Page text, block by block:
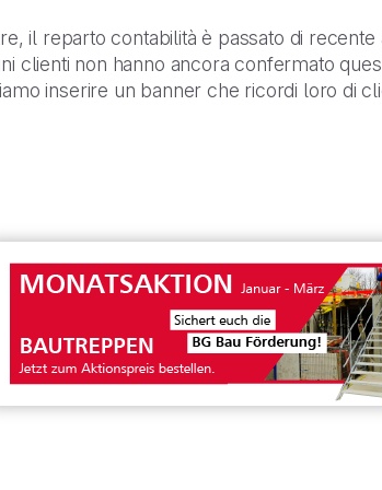
il reparto contabilità è passato di recente
clienti non hanno ancora confermato
inserire un banner che ricordi loro di